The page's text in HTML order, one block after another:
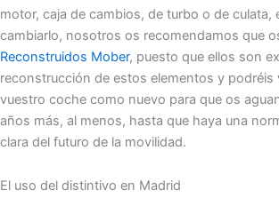
motor, caja de cambios, de turbo o de culata,
cambiarlo, nosotros os recomendamos que
Reconstruidos Mober, puesto que ellos son
reconstrucción de estos elementos y podréis
vuestro coche como nuevo para que os
años más, al menos, hasta que haya una
clara del futuro de la movilidad.
El uso del distintivo en Madrid